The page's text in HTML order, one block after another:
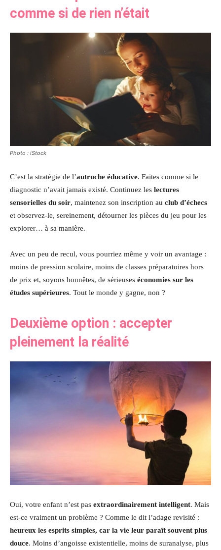
comme si de rien n’était
Photo : iStock
C’est la stratégie de l’autruche éducative. Faites comme si le
diagnostic n’avait jamais existé. Continuez les lectures
sensorielles du soir, maintenez son inscription au club d’échecs
et observez-le, sereinement, détourner les pièces du jeu pour les
explorer… à sa manière.
Avec un peu de recul, vous pourriez même y voir un avantage :
moins de pression scolaire, moins de classes préparatoires hors
de prix et, soyons honnêtes, de sérieuses économies sur les
études supérieures. Tout le monde y gagne, non ?
Deuxième option : accepter
pleinement la réalité
Oui, votre enfant n’est pas extraordinairement intelligent. Mais
est-ce vraiment un problème ? Comme le dit l’adage revisité :
heureux les esprits simples, car la vie leur paraît souvent plus
douce. Moins d’angoisse existentielle, moins de suranalyse, plus